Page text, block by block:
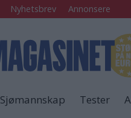
Nyhetsbrev Annonsere
Sjømannskap Tester